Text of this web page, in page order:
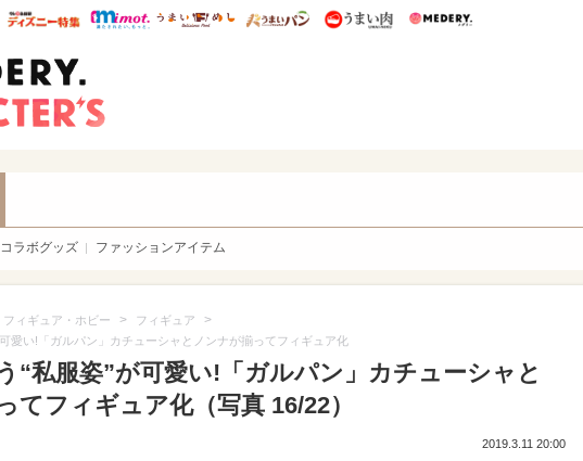
研
ハピママ* ウレぴあ総研 ディズニー特集
mimot. うまいめし うまいパン うまい肉
コラボグッズ ファッションアイテム
フィギュア・ホビー > フィギュア >
愛い!「ガルパン」カチューシャとノンナが揃ってフィギュア化
“私服姿”が可愛い!「ガルパン」カチューシャと
てフィギュア化（写真 16/22）
2019.3.11 20:00